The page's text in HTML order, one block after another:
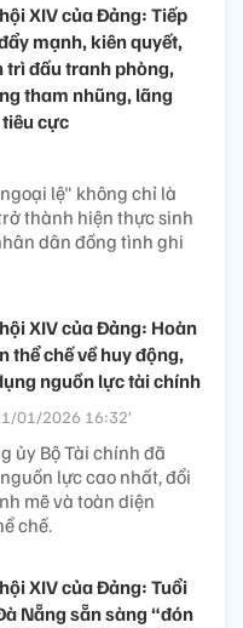
XIV của Đảng: Tiếp
mạnh, kiên quyết,
trì đấu tranh phòng,
tham nhũng, lãng
cực
lệ" không chỉ là
thành hiện thực sinh
dân đồng tình ghi
XIV của Đảng: Hoàn
thể chế về huy động,
nguồn lực tài chính
01/2026 16:32’
ủy Bộ Tài chính đã
lực cao nhất, đổi
mẽ và toàn diện
chế.
XIV của Đảng: Tuổi
Nẵng sẵn sàng “đón